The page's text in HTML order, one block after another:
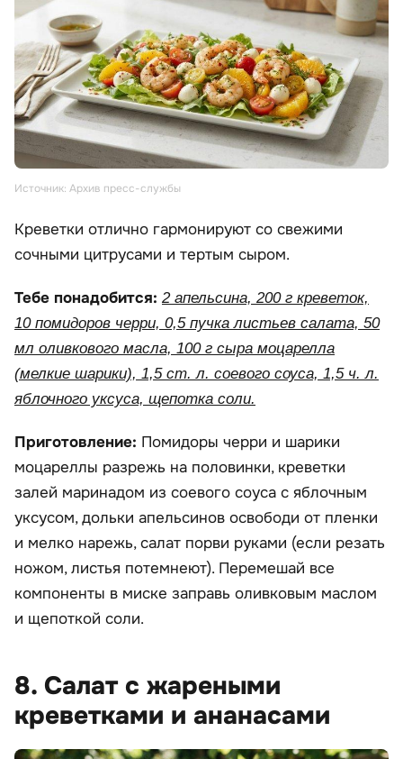
Источник: Архив пресс-службы
Креветки отлично гармонируют со свежими
сочными цитрусами и тертым сыром.
Тебе понадобится: 2 апельсина, 200 г креветок,
10 помидоров черри, 0,5 пучка листьев салата, 50
мл оливкового масла, 100 г сыра моцарелла
(мелкие шарики), 1,5 ст. л. соевого соуса, 1,5 ч. л.
яблочного уксуса, щепотка соли.
Приготовление: Помидоры черри и шарики
моцареллы разрежь на половинки, креветки
залей маринадом из соевого соуса с яблочным
уксусом, дольки апельсинов освободи от пленки
и мелко нарежь, салат порви руками (если резать
ножом, листья потемнеют). Перемешай все
компоненты в миске заправь оливковым маслом
и щепоткой соли.
8. Салат с жареными
креветками и ананасами